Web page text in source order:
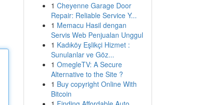
1 Cheyenne Garage Door
Repair: Reliable Service Y...
1 Memacu Hasil dengan
Servis Web Penjualan Unggul
1 Kadıköy Eşlikçi Hizmet :
Sunulanlar ve Göz...
1 OmegleTV: A Secure
Alternative to the Site ?
1 Buy copyright Online With
Bitcoin